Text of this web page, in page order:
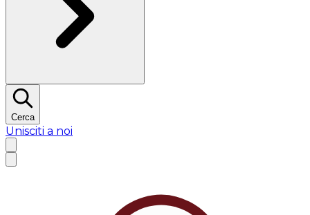
Cerca
Unisciti a noi